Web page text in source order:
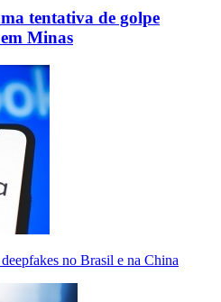
tentativa de golpe
Minas
no Brasil e na China